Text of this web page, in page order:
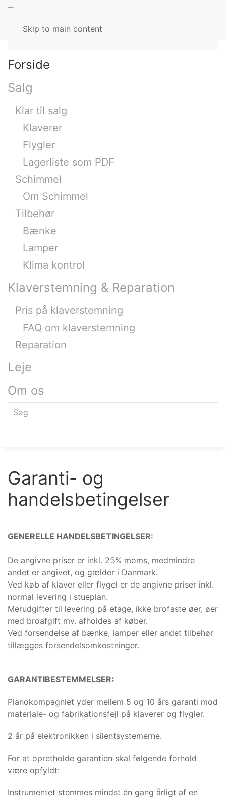
Skip to main content
Forside
Salg
Klar til salg
Klaverer
Flygler
Lagerliste som PDF
Schimmel
Om Schimmel
Tilbehør
Bænke
Lamper
Klima kontrol
Klaverstemning & Reparation
Pris på klaverstemning
FAQ om klaverstemning
Reparation
Leje
Om os
Garanti- og
handelsbetingelser
GENERELLE HANDELSBETINGELSER:
De angivne priser er inkl. 25% moms, medmindre
andet er angivet, og gælder i Danmark.
Ved køb af klaver eller flygel er de angivne priser inkl.
normal levering i stueplan.
Merudgifter til levering på etage, ikke brofaste øer, øer
med broafgift mv. afholdes af køber.
Ved forsendelse af bænke, lamper eller andet tilbehør
tillægges forsendelsomkostninger.
GARANTIBESTEMMELSER:
Pianokompagniet yder mellem 5 og 10 års garanti mod
materiale- og fabrikationsfejl på klaverer og flygler.
2 år på elektronikken i silentsystemerne.
For at opretholde garantien skal følgende forhold
være opfyldt:
Instrumentet stemmes mindst én gang årligt af en